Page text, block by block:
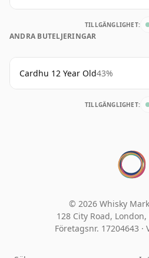
TILLGÄNGLIGHET:
ANDRA BUTELJERINGAR
Cardhu 12 Year Old43%
TILLGÄNGLIGHET:
© 2026 Whisky
128 City Road, London,
Företagsnr. 17204643 ·